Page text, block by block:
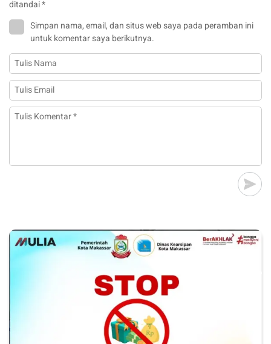
ditandai*
Simpan nama, email, dan situs web saya pada peramban ini
untuk komentar saya berikutnya.